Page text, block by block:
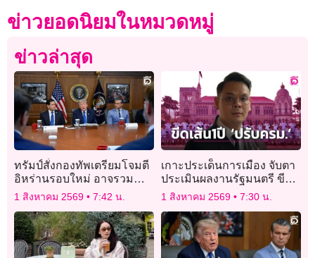
ข่าวยอดนิยมในหมวดหมู่
ข่าวล่าสุด
ทรัมป์สั่งกองทัพเตรียมโจมตี
อิหร่านรอบใหม่ อาจรวม
โครงสร้างพลังงานด้วย
1 สิงหาคม 2569 7:42 น.
เกาะประเด็นการเมือง จับตา
ประเมินผลงานรัฐมนตรี ขีด
เส้น 1 ปี ‘ปรับครม.’
1 สิงหาคม 2569 7:30 น.